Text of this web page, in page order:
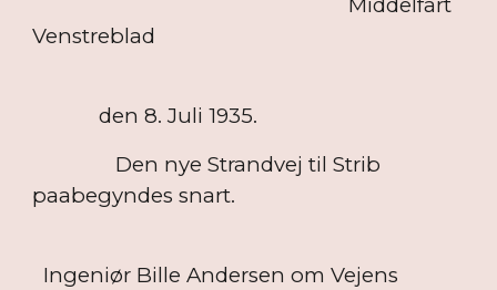
Venstreblad
den 8. Juli 1935.
Den nye Strandvej til Strib
paabegyndes snart.
Ingeniør Bille Andersen om Vejens